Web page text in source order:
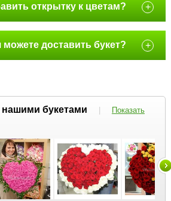
открытку к цветам? +
можете доставить букет? +
букетами |
Показать